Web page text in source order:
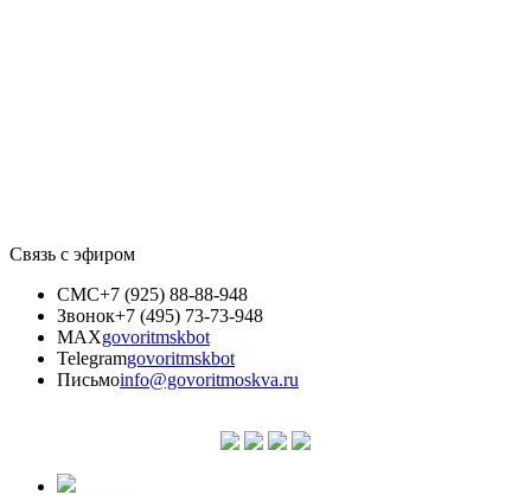
Связь с эфиром
СМС+7 (925) 88-88-948
Звонок+7 (495) 73-73-948
MAXgovoritmskbot
Telegramgovoritmskbot
Письмоinfo@govoritmoskva.ru